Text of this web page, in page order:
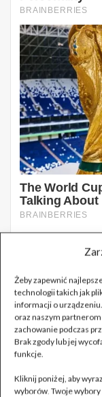
Żeby zapewnić
technologii takich jak
informacji o
oraz naszym
zachowanie podczas
Brak zgody lub jej
funkcje.
Kliknij poniżej, aby
wyborów. Twoje